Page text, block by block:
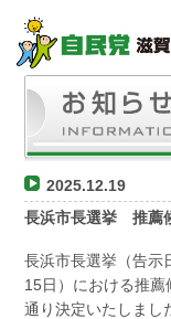
2025.12.19
長浜市長選挙 推薦
長浜市長選挙（告示
15日）における推
通り決定いたしまし